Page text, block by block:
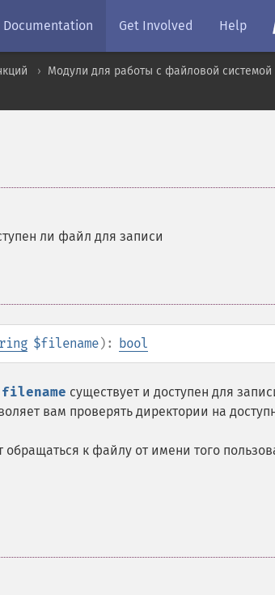
Documentation Get Involved Help
Модули для работы с файловой системой
ли файл для записи
$filename): bool
filename существует и доступен для
вам проверять директории на
к файлу от имени того